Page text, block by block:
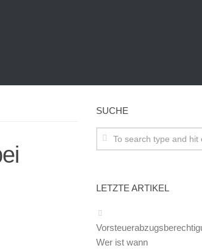
SUCHE
LETZTE ARTIKEL
Wer ist wann